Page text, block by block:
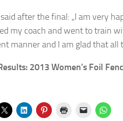
after the final: „I am very
my coach and went to train
manner and I am glad that all
2013 Women’s Foil